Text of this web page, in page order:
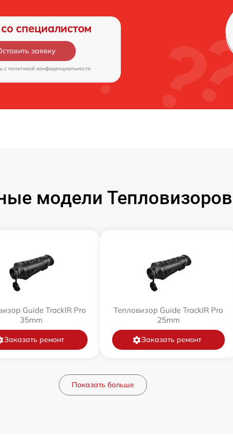
специалистом
заявку
c политикой конфиденциальности
модели
Guide TrackIR Pro
35mm
Заказать ремонт
Тепловизор Guide TrackIR Pro
25mm
Заказать ремонт
Показать больше